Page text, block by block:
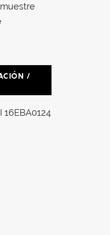
/
16EBA0124